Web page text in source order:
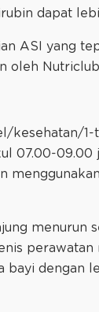
dapat
ASI yang
oleh
kesehatan/
07.00-
menurun
dengan